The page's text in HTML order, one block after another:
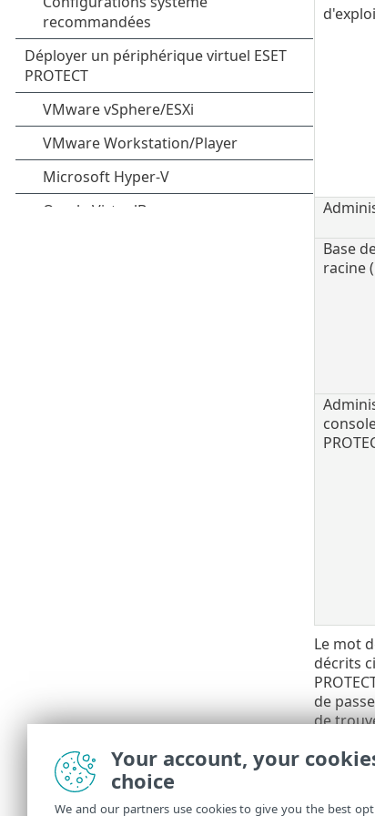
Base
racine
Le mot
décrits
de
de
Your account, your
choice
We and our partners use cookies to give you the best